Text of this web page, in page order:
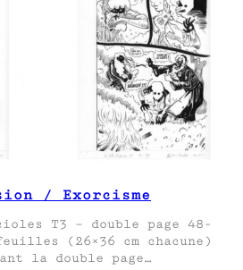
/ Exorcisme
T3 – double page 48-
(26×36 cm chacune)
la double page…